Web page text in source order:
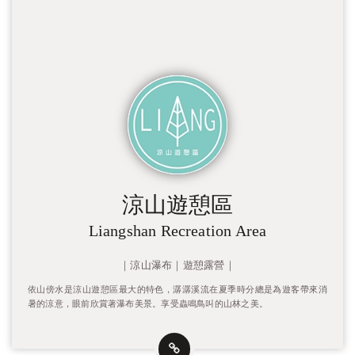
涼山遊憩區
Liangshan Recreation Area
｜涼山瀑布｜遊憩露營｜
依山傍水是涼山遊憩區最大的特色，潺潺溪流在夏季時分總是為遊客帶來消
暑的涼意，眼前欣賞著瀑布美景。享受蟲鳴鳥叫的山林之美。